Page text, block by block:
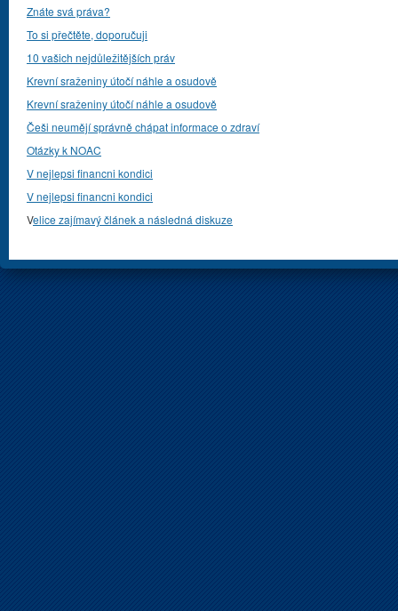
Znáte svá práva?
To si přečtěte, doporučuji
10 vašich nejdůležitějších práv
Krevní sraženiny útočí náhle a osudově
Krevní sraženiny útočí náhle a osudově
Češi neumějí správně chápat informace o zdraví
Otázky k NOAC
V nejlepsi financni kondici
V nejlepsi financni kondici
Velice zajímavý článek a následná diskuze